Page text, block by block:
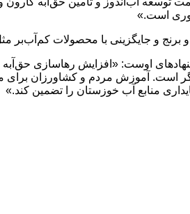
است.»
و جایگزینی با محصولات کم‌آب‌بر
اوست: «افزایش رهاسازی
است. آموزش مردم و کشاورزان برای
منابع آب خوزستان را تضمین کند.»